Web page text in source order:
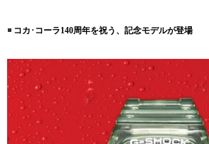
◾️ コカ･コーラ140周年を祝う、記念モデルが登場